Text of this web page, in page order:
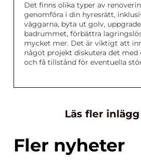
Det finns olika typer av
genomföra i din hyresrätt,
väggarna, byta ut golv,
badrummet, förbättra
mycket mer. Det är viktigt att
något projekt diskutera det med
och få tillstånd för eventuella
Läs fler
Fler nyheter